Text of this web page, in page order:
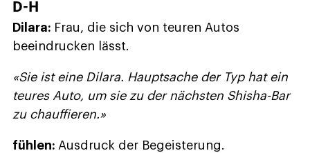
D-H
Dilara: Frau, die sich von teuren Autos
beeindrucken lässt.
«Sie ist eine Dilara. Hauptsache der Typ hat ein
teures Auto, um sie zu der nächsten Shisha-Bar
zu chauffieren.»
fühlen: Ausdruck der Begeisterung.